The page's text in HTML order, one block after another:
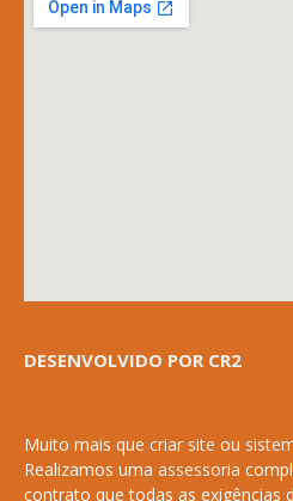
DESENVOLVIDO POR CR2
Muito mais que criar site ou
Realizamos uma assessoria
contrato que todas as exigências